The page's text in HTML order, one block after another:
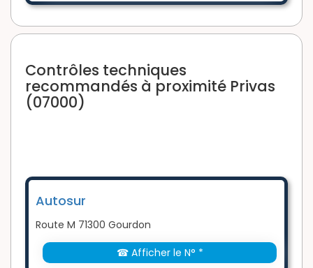
Contrôles techniques
recommandés à proximité Privas
(07000)
Autosur
Route M 71300 Gourdon
☎ Afficher le N° *